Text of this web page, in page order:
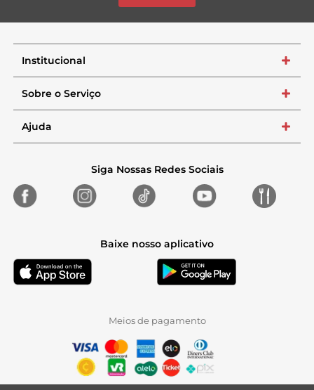
Institucional +
Sobre o Serviço +
Ajuda +
Siga Nossas Redes Sociais
Baixe nosso aplicativo
Meios de pagamento